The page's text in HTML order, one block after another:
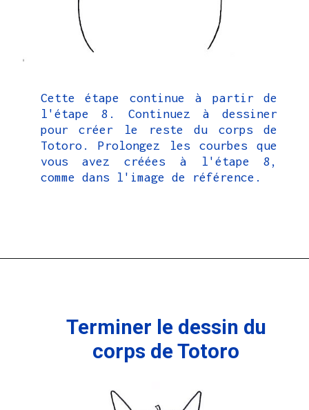
Cette étape continue à partir de
l'étape 8. Continuez à dessiner
pour créer le reste du corps de
Totoro. Prolongez les courbes que
vous avez créées à l'étape 8,
comme dans l'image de référence.
Terminer le dessin du
corps de Totoro